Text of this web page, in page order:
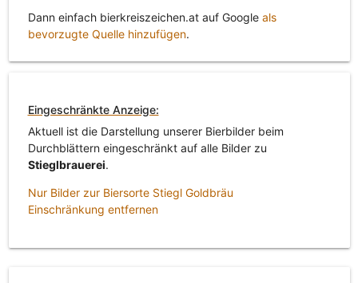
Dann einfach bierkreiszeichen.at auf Google als
bevorzugte Quelle hinzufügen.
Eingeschränkte Anzeige:
Aktuell ist die Darstellung unserer Bierbilder beim
Durchblättern eingeschränkt auf alle Bilder zu
Stieglbrauerei.
Nur Bilder zur Biersorte Stiegl Goldbräu
Einschränkung entfernen